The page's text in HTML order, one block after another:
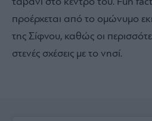
ταβάνι στο κέντρο του. Fun
προέρχεται από το ομώνυμο
της Σίφνου, καθώς οι
στενές σχέσεις με το νησί.